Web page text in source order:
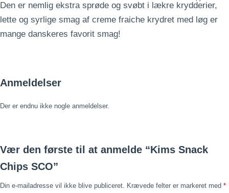
Den er nemlig ekstra sprøde og svøbt i lækre krydderier,
lette og syrlige smag af creme fraiche krydret med løg er
mange danskeres favorit smag!
Anmeldelser
Der er endnu ikke nogle anmeldelser.
Vær den første til at anmelde “Kims Snack
Chips SCO”
Din e-mailadresse vil ikke blive publiceret. Krævede felter er markeret med *